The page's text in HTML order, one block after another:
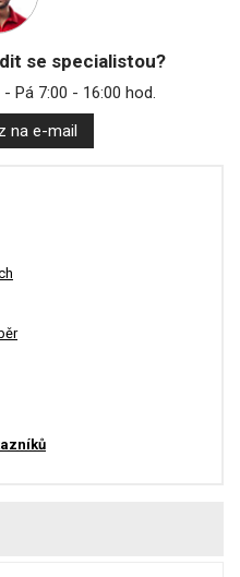
se specialistou?
Pá 7:00 - 16:00 hod.
na e-mail